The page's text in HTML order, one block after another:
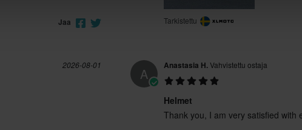
Jaa Tarkistettu
2026-08-01
A Anastasia H.Vahvistettu ostaja
Helmet
Thank you, I am very satisfied with